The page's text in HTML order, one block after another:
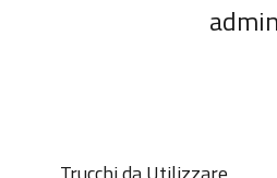
admin